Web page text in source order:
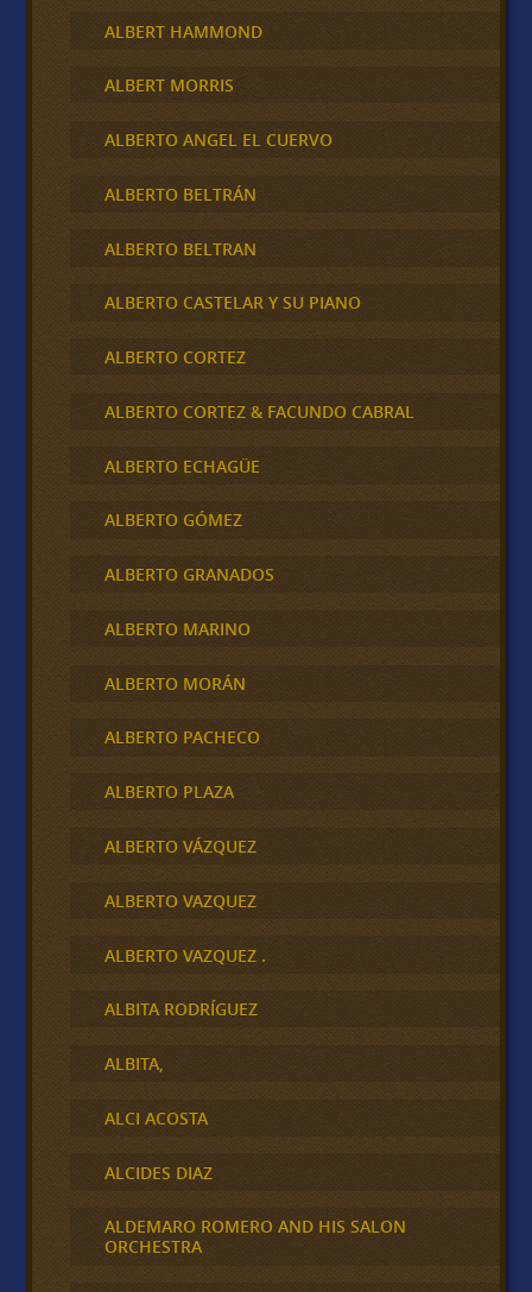
ALBERT HAMMOND
ALBERT MORRIS
ALBERTO ANGEL EL CUERVO
ALBERTO BELTRÁN
ALBERTO BELTRAN
ALBERTO CASTELAR Y SU PIANO
ALBERTO CORTEZ
ALBERTO CORTEZ & FACUNDO CABRAL
ALBERTO ECHAGÜE
ALBERTO GÓMEZ
ALBERTO GRANADOS
ALBERTO MARINO
ALBERTO MORÁN
ALBERTO PACHECO
ALBERTO PLAZA
ALBERTO VÁZQUEZ
ALBERTO VAZQUEZ
ALBERTO VAZQUEZ .
ALBITA RODRÍGUEZ
ALBITA,
ALCI ACOSTA
ALCIDES DIAZ
ALDEMARO ROMERO AND HIS SALON
ORCHESTRA